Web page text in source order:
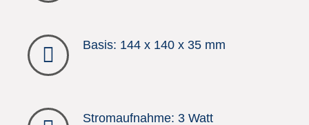
Basis: 144 x 140 x 35 mm
Stromaufnahme: 3 Watt